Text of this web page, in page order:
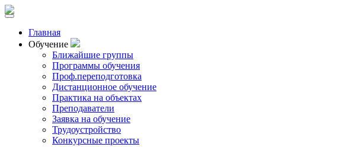
Главная
Обучение
Ближайшие группы
Программы обучения
Проф.переподготовка
Дистанционное обучение
Практика на объектах
Преподаватели
Заявка на обучение
Трудоустройство
Конкурсные проекты